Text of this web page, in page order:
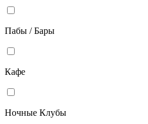
Пабы / Бары
Кафе
Ночные Клубы